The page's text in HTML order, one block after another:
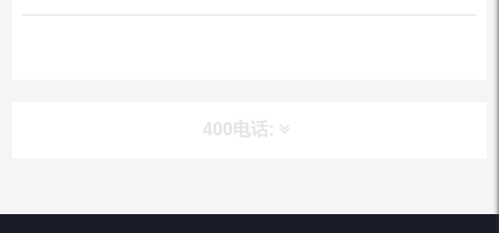
400电话: